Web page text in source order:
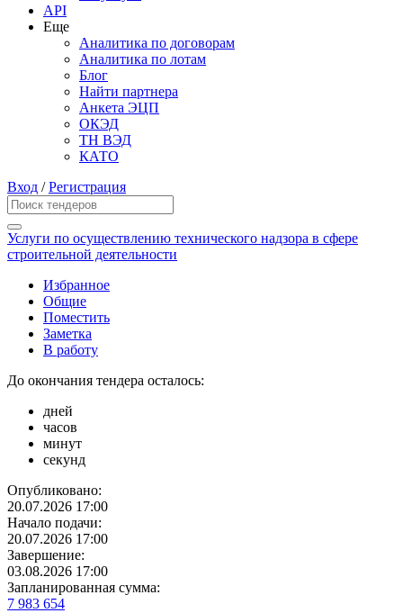
API
Еще
Аналитика по договорам
Аналитика по лотам
Блог
Найти партнера
Анкета ЭЦП
ОКЭД
ТН ВЭД
КАТО
Вход /Регистрация
Услуги по осуществлению технического надзора в сфере
строительной деятельности
Избранное
Общие
Поместить
Заметка
В работу
До окончания тендера осталось:
дней
часов
минут
секунд
Опубликовано:
20.07.2026 17:00
Начало подачи:
20.07.2026 17:00
Завершение:
03.08.2026 17:00
Запланированная сумма:
7 983 654